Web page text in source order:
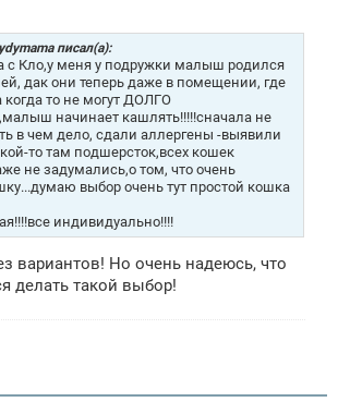
б
щ
е
н
и
е
писал(а):
с Кло,у меня у подружки малыш родился
дак они теперь даже в помещении, где
то не могут ДОЛГО
начинает кашлять!!!!!сначала не
в чем дело, сдали аллергены -выявили
то там подшерсток,всех кошек
не задумались,о том, что очень
выбор очень тут простой кошка
индивидуально!!!!
вариантов! Но очень надеюсь, что
делать такой выбор!